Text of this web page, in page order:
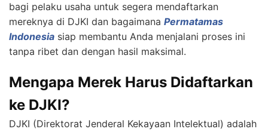
bagi pelaku usaha untuk segera mendaftarkan
mereknya di DJKI dan bagaimana Permatamas
Indonesia siap membantu Anda menjalani proses ini
tanpa ribet dan dengan hasil maksimal.
Mengapa Merek Harus Didaftarkan
ke DJKI?
DJKI (Direktorat Jenderal Kekayaan Intelektual) adalah